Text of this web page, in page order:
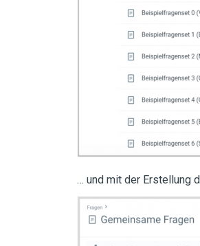
… und mit der Erstellung